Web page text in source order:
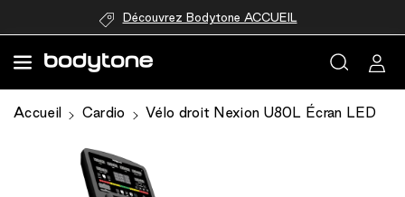
contenu
Découvrez Bodytone ACCUEIL
Accueil Cardio
Vélo droit Nexion U80L Écran LED
informations